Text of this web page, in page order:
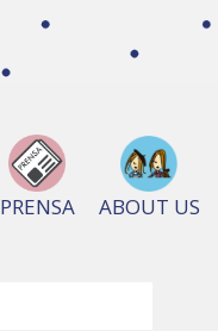
PRENSA ABOUT US